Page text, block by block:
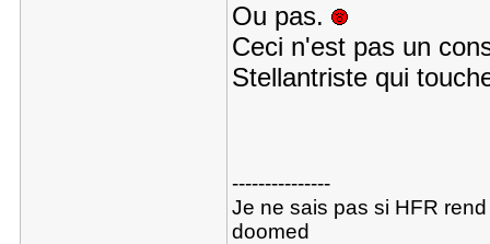
Ou pas.
Ceci n'est pas un
Stellantriste qui
---------------
Je ne sais pas si HFR
doomed